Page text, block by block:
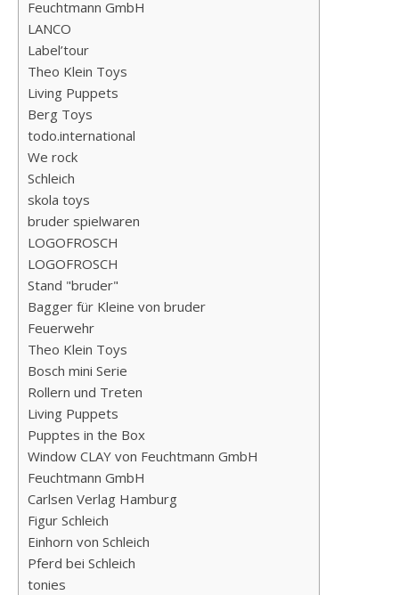
Feuchtmann GmbH
LANCO
Label’tour
Theo Klein Toys
Living Puppets
Berg Toys
todo.international
We rock
Schleich
skola toys
bruder spielwaren
LOGOFROSCH
LOGOFROSCH
Stand "bruder"
Bagger für Kleine von bruder
Feuerwehr
Theo Klein Toys
Bosch mini Serie
Rollern und Treten
Living Puppets
Pupptes in the Box
Window CLAY von Feuchtmann GmbH
Feuchtmann GmbH
Carlsen Verlag Hamburg
Figur Schleich
Einhorn von Schleich
Pferd bei Schleich
tonies